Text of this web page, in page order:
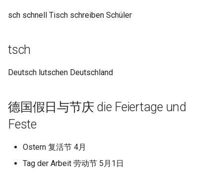
sch schnell Tisch schreiben Schüler
tsch
Deutsch lutschen Deutschland
德国假日与节庆 die Feiertage und
Feste
Ostern 复活节 4月
Tag der Arbeit 劳动节 5月1日